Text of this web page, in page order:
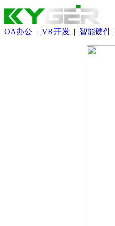
OA办公 | VR开发 | 智能硬件